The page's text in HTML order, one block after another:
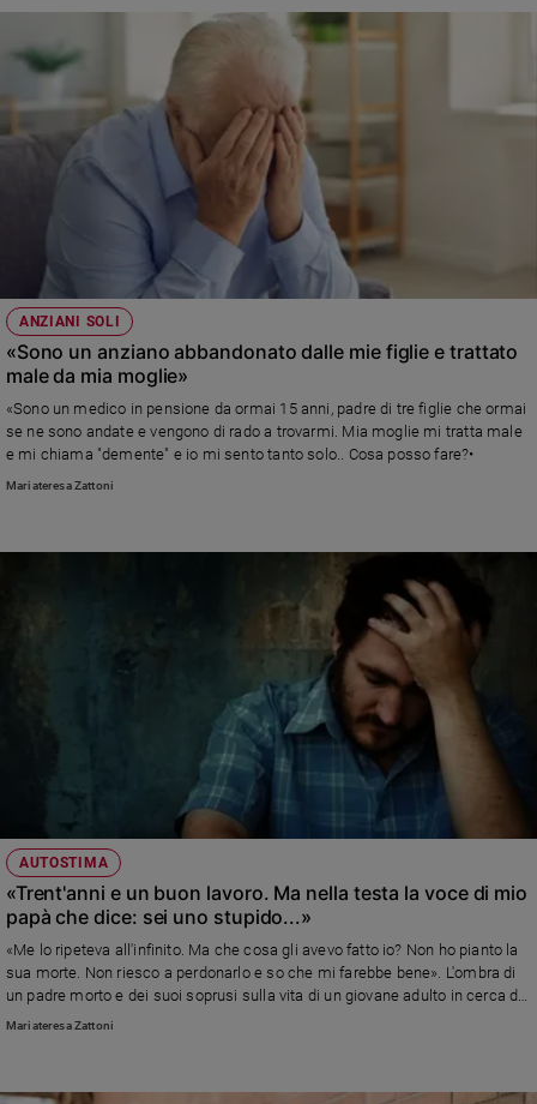
ANZIANI SOLI
«Sono un anziano abbandonato dalle mie figlie e trattato
male da mia moglie»
«Sono un medico in pensione da ormai 15 anni, padre di tre figlie che ormai
se ne sono andate e vengono di rado a trovarmi. Mia moglie mi tratta male
e mi chiama "demente" e io mi sento tanto solo.. Cosa posso fare?•
Mariateresa Zattoni
AUTOSTIMA
«Trent'anni e un buon lavoro. Ma nella testa la voce di mio
papà che dice: sei uno stupido...»
«Me lo ripeteva all'infinito. Ma che cosa gli avevo fatto io? Non ho pianto la
sua morte. Non riesco a perdonarlo e so che mi farebbe bene». L'ombra di
un padre morto e dei suoi soprusi sulla vita di un giovane adulto in cerca di
se stesso
Mariateresa Zattoni